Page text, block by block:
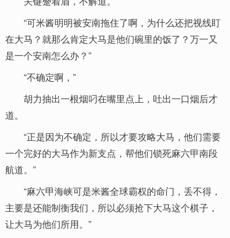
“可米酱明明被安南拖住了啊，为什么还把视线盯
在大马？就那么肯定大马是他们碗里的饭了？万一又
是一个安南怎么办？”
“不确定啊，”
胡力抽出一根烟叼在嘴里点上，吐出一口烟后才
道。
“正是因为不确定，所以才要攻略大马，他们需要
一个完好的大马作为新支点，帮他们锁死麻六甲南段
航道。”
“麻六甲海峡可是米酱全球霸权的命门，丢不得，
主要是还能制衡我们，所以必须抢下大马这个棋子，
让大马为他们所用。”